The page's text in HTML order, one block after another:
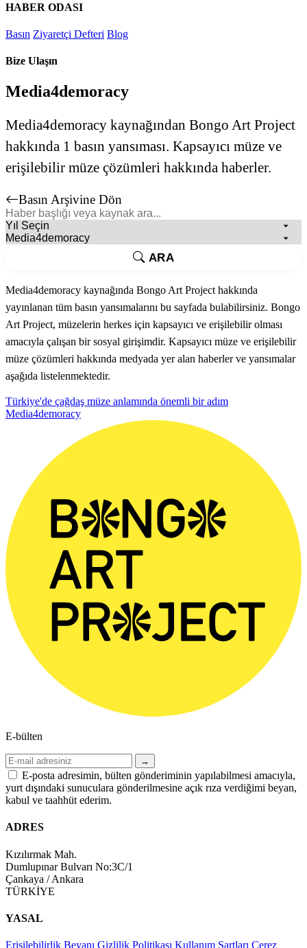
HABER ODASI
Basın Ziyaretçi Defteri Blog
Bize Ulaşın
Media4demoracy
Media4demoracy kaynağından Bongo Art Project
hakkında 1 basın yansıması. Kapsayıcı müze ve
erişilebilir müze çözümleri hakkında haberler.
Basın Arşivine Dön
ARA
Media4demoracy kaynağında Bongo Art Project hakkında
yayınlanan tüm basın yansımalarını bu sayfada bulabilirsiniz. Bongo
Art Project, müzelerin herkes için kapsayıcı ve erişilebilir olması
amacıyla çalışan bir sosyal girişimdir. Kapsayıcı müze ve erişilebilir
müze çözümleri hakkında medyada yer alan haberler ve yansımalar
aşağıda listelenmektedir.
Türkiye'de çağdaş müze anlamında önemli bir adım
Media4demoracy
E-bülten
→
E-posta adresimin, bülten gönderiminin yapılabilmesi amacıyla,
yurt dışındaki sunuculara gönderilmesine açık rıza verdiğimi beyan,
kabul ve taahhüt ederim.
ADRES
Kızılırmak Mah.
Dumlupınar Bulvarı No:3C/1
Çankaya / Ankara
TÜRKİYE
YASAL
Erişilebilirlik Beyanı Gizlilik Politikası Kullanım Şartları Çerez